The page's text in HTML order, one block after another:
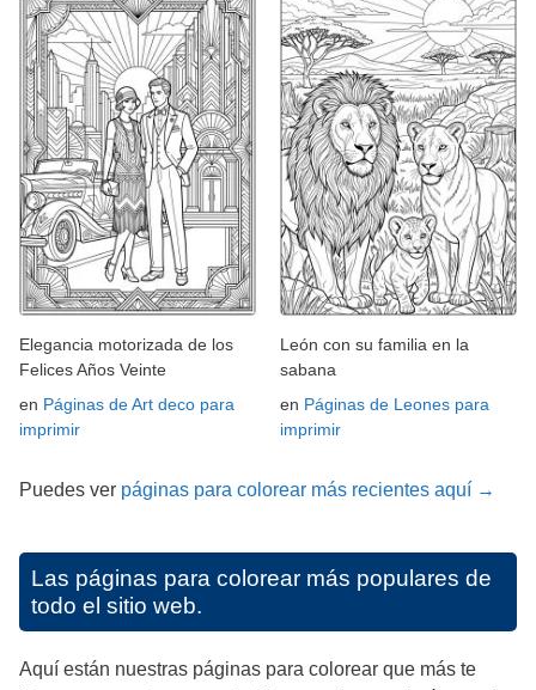
Elegancia motorizada de los
Felices Años Veinte
en Páginas de Art deco para
imprimir
León con su familia en la
sabana
en Páginas de Leones para
imprimir
Puedes ver páginas para colorear más recientes aquí →
Las páginas para colorear más populares de
todo el sitio web.
Aquí están nuestras páginas para colorear que más te